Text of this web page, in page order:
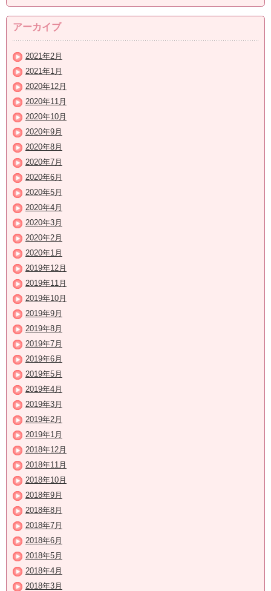
アーカイブ
2021年2月
2021年1月
2020年12月
2020年11月
2020年10月
2020年9月
2020年8月
2020年7月
2020年6月
2020年5月
2020年4月
2020年3月
2020年2月
2020年1月
2019年12月
2019年11月
2019年10月
2019年9月
2019年8月
2019年7月
2019年6月
2019年5月
2019年4月
2019年3月
2019年2月
2019年1月
2018年12月
2018年11月
2018年10月
2018年9月
2018年8月
2018年7月
2018年6月
2018年5月
2018年4月
2018年3月